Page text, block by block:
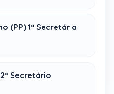
(PP) 1ª Secretária
Secretário